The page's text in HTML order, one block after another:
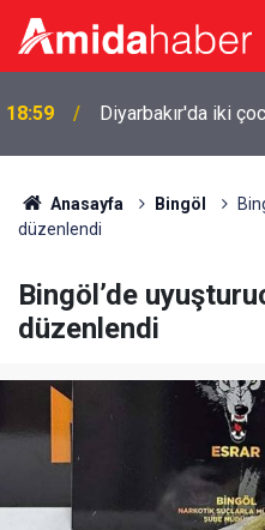
18:59 Diyarbakır'da iki
Anasayfa Bingöl
düzenlendi
Bingöl’de
düzenlendi